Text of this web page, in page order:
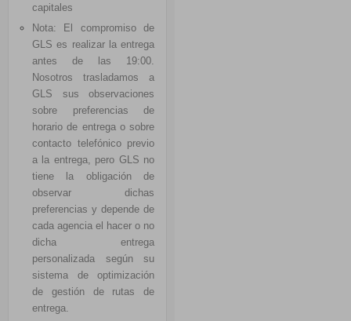
capitales
Nota: El compromiso de
GLS es realizar la entrega
antes de las 19:00.
Nosotros trasladamos a
GLS sus observaciones
sobre preferencias de
horario de entrega o sobre
contacto telefónico previo
a la entrega, pero GLS no
tiene la obligación de
observar dichas
preferencias y depende de
cada agencia el hacer o no
dicha entrega
personalizada según su
sistema de optimización
de gestión de rutas de
entrega.